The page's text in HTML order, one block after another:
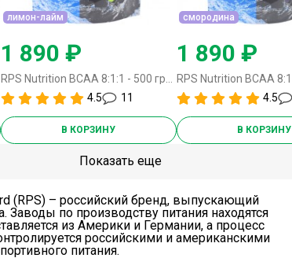
лимон-лайм
1 890 ₽
4.5
11
В КОРЗИНУ
смородина
1 890 ₽
4.5
В КОРЗИНУ
Показать еще
(RPS) – российский бренд, выпускающий
Заводы по производству питания находятся
из Америки и Германии, а процесс
российскими и американскими
питания.